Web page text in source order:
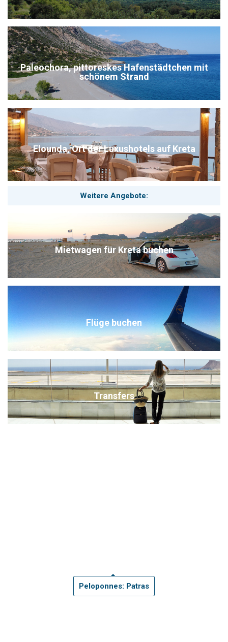
Paleochora, pittoreskes Hafenstädtchen mit
schönem Strand
Elounda, Ort der Luxushotels auf Kreta
Weitere Angebote:
Mietwagen für Kreta buchen
Flüge buchen
Transfers
Peloponnes: Patras